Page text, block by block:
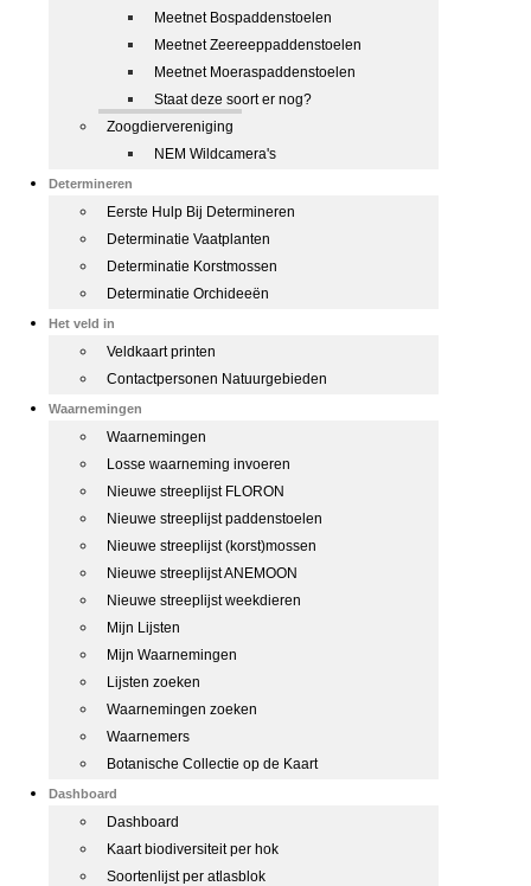
Meetnet Bospaddenstoelen
Meetnet Zeereeppaddenstoelen
Meetnet Moeraspaddenstoelen
Staat deze soort er nog?
Zoogdiervereniging
NEM Wildcamera's
Determineren
Eerste Hulp Bij Determineren
Determinatie Vaatplanten
Determinatie Korstmossen
Determinatie Orchideeën
Het veld in
Veldkaart printen
Contactpersonen Natuurgebieden
Waarnemingen
Waarnemingen
Losse waarneming invoeren
Nieuwe streeplijst FLORON
Nieuwe streeplijst paddenstoelen
Nieuwe streeplijst (korst)mossen
Nieuwe streeplijst ANEMOON
Nieuwe streeplijst weekdieren
Mijn Lijsten
Mijn Waarnemingen
Lijsten zoeken
Waarnemingen zoeken
Waarnemers
Botanische Collectie op de Kaart
Dashboard
Dashboard
Kaart biodiversiteit per hok
Soortenlijst per atlasblok